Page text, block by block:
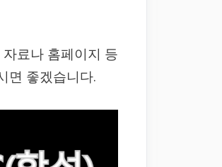
료나 홈페이지 등
면 좋겠습니다.